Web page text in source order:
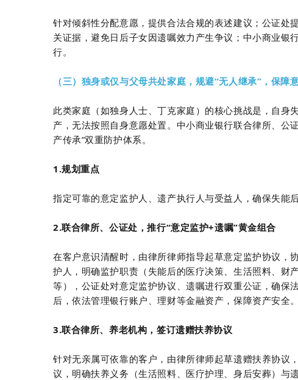
针对倾斜性分配意愿，提供合法合规的表述建议；公证处
关证据，避免日后子女因遗嘱效力产生争议；中小商业银
行。
（三）独身或仅与父母共处家庭，规避“无人继承”，保障
此类家庭（如独身人士、丁克家庭）的核心挑战是，自身
产，无法按照自身意愿处置。中小商业银行联合律所、公
产传承”双重防护体系。
1.规划重点
指定可靠的意定监护人、遗产执行人与受益人，确保失能
2.联合律所、公证处，推行“意定监护+遗嘱”黄金组合
在客户意识清醒时，由律所律师指导起草意定监护协议，
护人，明确监护职责（失能后的医疗决策、生活照料、财
等），公证处对意定监护协议、遗嘱进行双重公证，确保
后，依法管理银行账户、理财等金融资产，保障资产安全。
3.联合律所、养老机构，签订遗赠扶养协议
针对无亲属可依靠的客户，由律所律师起草遗赠扶养协议
议，明确扶养义务（生活照料、医疗护理、身后安葬）与